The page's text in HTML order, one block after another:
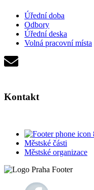
Úřední doba
Odbory
Úřední deska
Volná pracovní místa
Kontakt
Městské části
Městské organizace